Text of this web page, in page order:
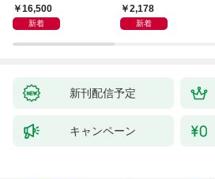
ーズ６０周年記念 全
ウルトラマン記録大鑑
16,500
新着
2,178
新着
新刊配信予定
キャンペーン